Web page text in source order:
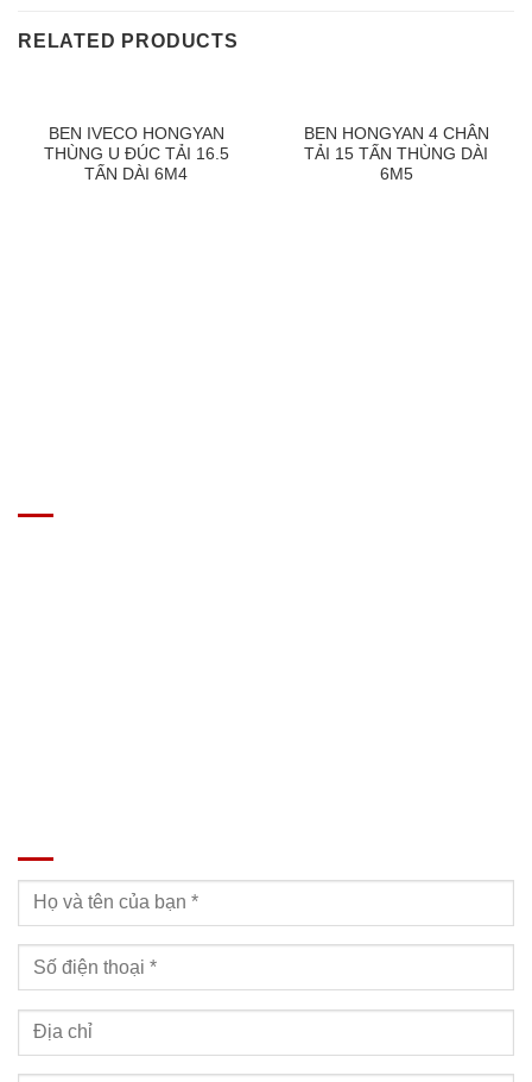
RELATED PRODUCTS
BEN IVECO HONGYAN
THÙNG U ĐÚC TẢI 16.5
TẤN DÀI 6M4
BEN HONGYAN 4 CHÂN
TẢI 15 TẤN THÙNG DÀI
6M5